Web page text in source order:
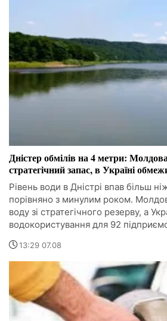
Дністер обмілів на 4 метри:
стратегічний запас, в Україні
Рівень води в Дністрі впав більш
порівняно з минулим роком.
воду зі стратегічного резерву, а
водокористування для 92
13:29 07.08